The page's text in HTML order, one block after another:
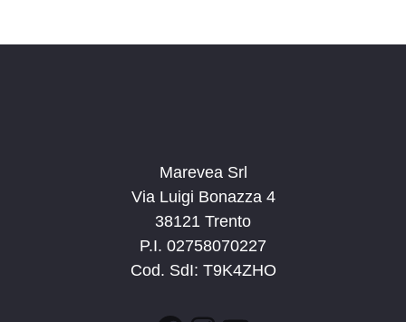
Marevea Srl
Via Luigi Bonazza 4
38121 Trento
P.I. 02758070227
Cod. SdI: T9K4ZHO